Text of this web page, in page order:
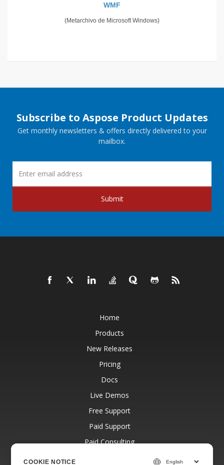
WMF
(Metarchivo de Microsoft Windows)
Subscribe to Aspose Product Updates
Get monthly newsletters & offers directly delivered to your
mailbox.
Submit
Home
Products
New Releases
Pricing
Docs
Live Demos
Free Support
Paid Support
Paid Consulting
COOKIE NOTICE